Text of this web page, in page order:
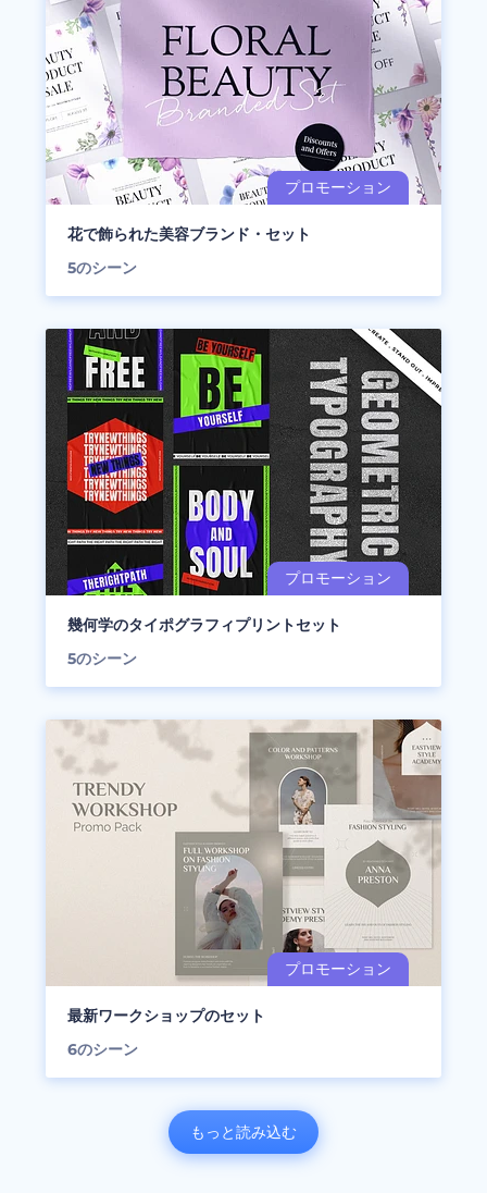
花で飾られた美容ブランド・セット
5のシーン
幾何学のタイポグラフィプリントセット
5のシーン
最新ワークショップのセット
6のシーン
もっと読み込む